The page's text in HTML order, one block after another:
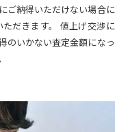
ご納得いただけない場合に
だきます。 値上げ交渉に
のいかない査定金額になっ